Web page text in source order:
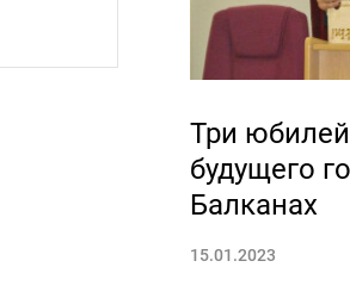
Три
будущего
Балканах
15.01.2023